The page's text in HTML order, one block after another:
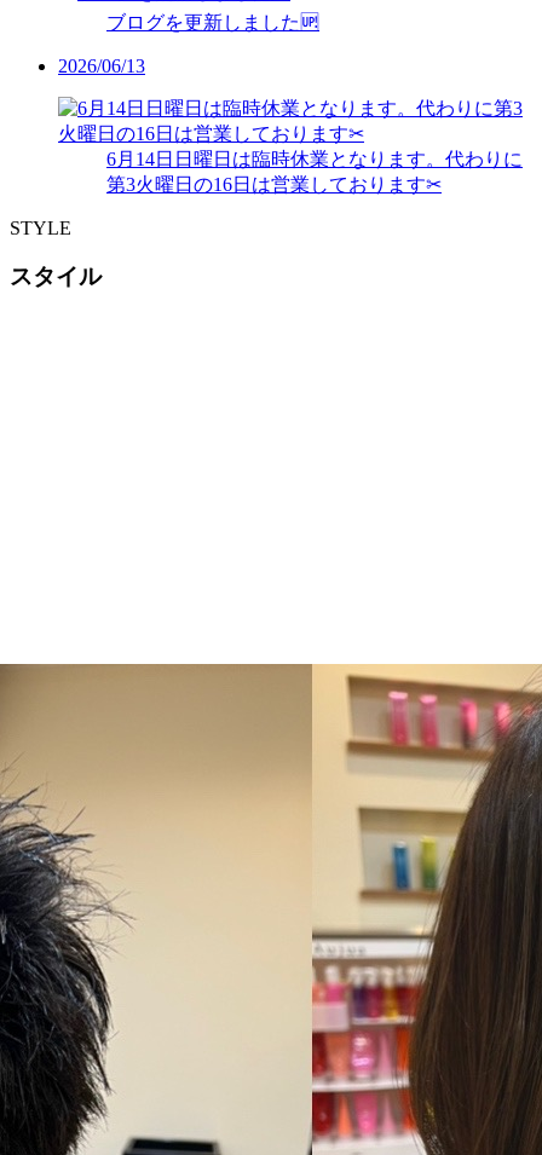
ブログを更新しました🆙
2026/06/13
6月14日日曜日は臨時休業となります。代わりに
第3火曜日の16日は営業しております✂︎
STYLE
スタイル